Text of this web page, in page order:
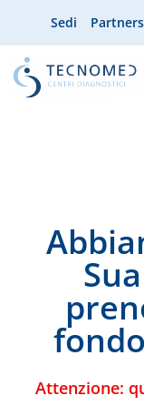
Sedi
Attenzione: